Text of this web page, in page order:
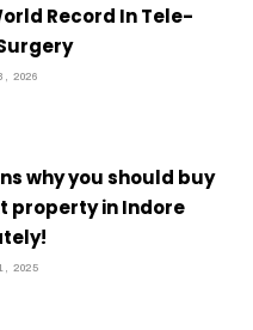
Record In Tele-
2026
why you should buy
property in Indore
2025